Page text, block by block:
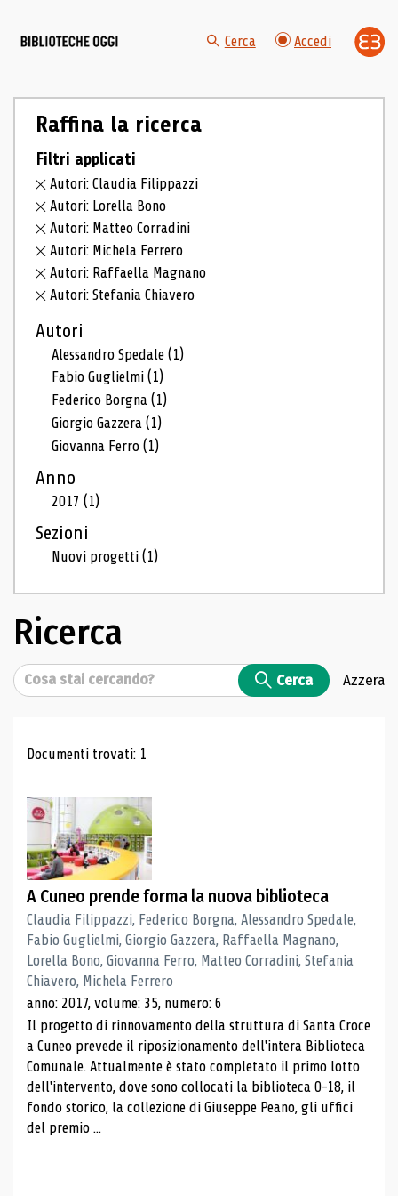
Cerca Accedi
Raffina la ricerca
Filtri applicati
Autori: Claudia Filippazzi
Autori: Lorella Bono
Autori: Matteo Corradini
Autori: Michela Ferrero
Autori: Raffaella Magnano
Autori: Stefania Chiavero
Autori
Alessandro Spedale(1)
Fabio Guglielmi(1)
Federico Borgna(1)
Giorgio Gazzera(1)
Giovanna Ferro(1)
Anno
2017(1)
Sezioni
Nuovi progetti(1)
Ricerca
Cerca Cerca Azzera
Risultati di ricerca
Documenti trovati: 1
A Cuneo prende forma la nuova biblioteca
Claudia Filippazzi, Federico Borgna, Alessandro Spedale,
Fabio Guglielmi, Giorgio Gazzera, Raffaella Magnano,
Lorella Bono, Giovanna Ferro, Matteo Corradini, Stefania
Chiavero, Michela Ferrero
anno: 2017, volume: 35, numero: 6
Il progetto di rinnovamento della struttura di Santa Croce
a Cuneo prevede il riposizionamento dell'intera Biblioteca
Comunale. Attualmente è stato completato il primo lotto
dell'intervento, dove sono collocati la biblioteca 0-18, il
fondo storico, la collezione di Giuseppe Peano, gli uffici
del premio ...